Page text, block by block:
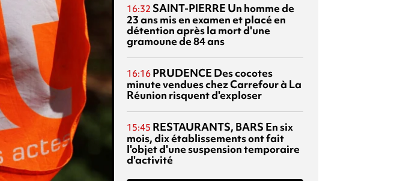
16:32 SAINT-PIERRE Un homme de
23 ans mis en examen et placé en
détention après la mort d'une
gramoune de 84 ans
16:16 PRUDENCE Des cocotes
minute vendues chez Carrefour à La
Réunion risquent d'exploser
15:45 RESTAURANTS, BARS En six
mois, dix établissements ont fait
l'objet d'une suspension temporaire
d'activité